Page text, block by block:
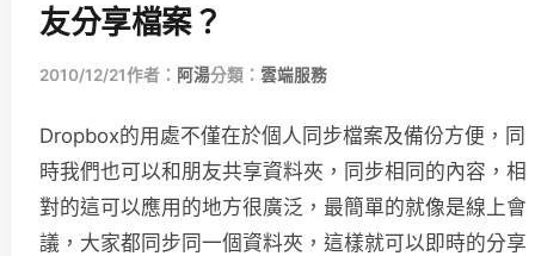
友分享檔案？
2010/12/21作者： 阿湯分類： 雲端服務
Dropbox的用處不僅在於個人同步檔案及備份方便，同
時我們也可以和朋友共享資料夾，同步相同的內容，相
對的這可以應用的地方很廣泛，最簡單的就像是線上會
議，大家都同步同一個資料夾，這樣就可以即時的分享